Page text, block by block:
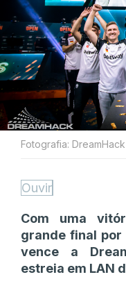
Fotografia: DreamHack
Ouvir
Com uma
grande final por
vence a
estreia em LAN